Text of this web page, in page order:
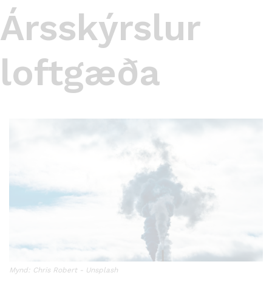
Ársskýrslur
loftgæða
Mynd: Chris Robert - Unsplash